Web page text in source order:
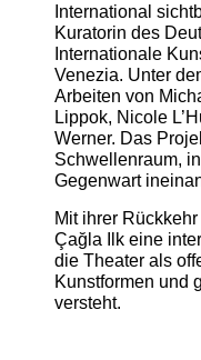
International
Kuratorin des
Internationale
Venezia. Unter
Arbeiten von
Lippok, Nicole
Werner. Das
Schwellenraum,
Gegenwart
Mit ihrer
Çağla Ilk eine
die Theater als
Kunstformen und
versteht.